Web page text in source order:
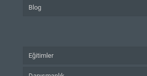
Blog
Eğitimler